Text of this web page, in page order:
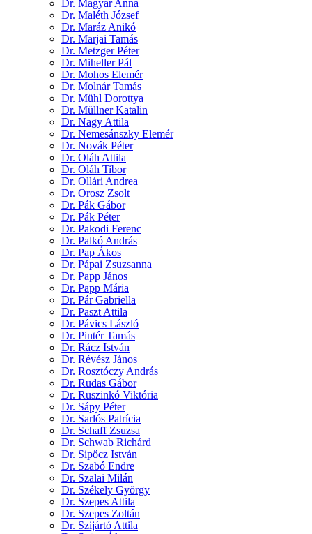
Dr. Magyar Anna
Dr. Maléth József
Dr. Maráz Anikó
Dr. Marjai Tamás
Dr. Metzger Péter
Dr. Miheller Pál
Dr. Mohos Elemér
Dr. Molnár Tamás
Dr. Mühl Dorottya
Dr. Müllner Katalin
Dr. Nagy Attila
Dr. Nemesánszky Elemér
Dr. Novák Péter
Dr. Oláh Attila
Dr. Oláh Tibor
Dr. Ollári Andrea
Dr. Orosz Zsolt
Dr. Pák Gábor
Dr. Pák Péter
Dr. Pakodi Ferenc
Dr. Palkó András
Dr. Pap Ákos
Dr. Pápai Zsuzsanna
Dr. Papp János
Dr. Papp Mária
Dr. Pár Gabriella
Dr. Paszt Attila
Dr. Pávics László
Dr. Pintér Tamás
Dr. Rácz István
Dr. Révész János
Dr. Rosztóczy András
Dr. Rudas Gábor
Dr. Ruszinkó Viktória
Dr. Sápy Péter
Dr. Sarlós Patrícia
Dr. Schaff Zsuzsa
Dr. Schwab Richárd
Dr. Sipőcz István
Dr. Szabó Endre
Dr. Szalai Milán
Dr. Székely György
Dr. Szepes Attila
Dr. Szepes Zoltán
Dr. Szijártó Attila